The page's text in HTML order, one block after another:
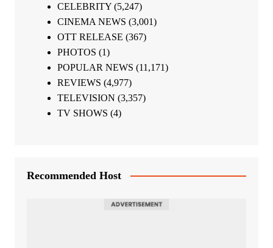
CELEBRITY(5,247)
CINEMA NEWS (3,001)
OTT RELEASE (367)
PHOTOS (1)
POPULAR NEWS (11,171)
REVIEWS (4,977)
TELEVISION (3,357)
TV SHOWS (4)
Recommended Host